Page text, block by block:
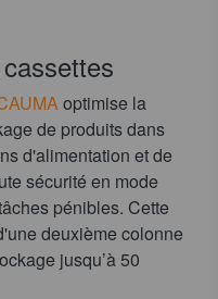
optimise la
de produits dans
d'alimentation et de
sécurité en mode
pénibles. Cette
deuxième colonne
jusqu’à 50